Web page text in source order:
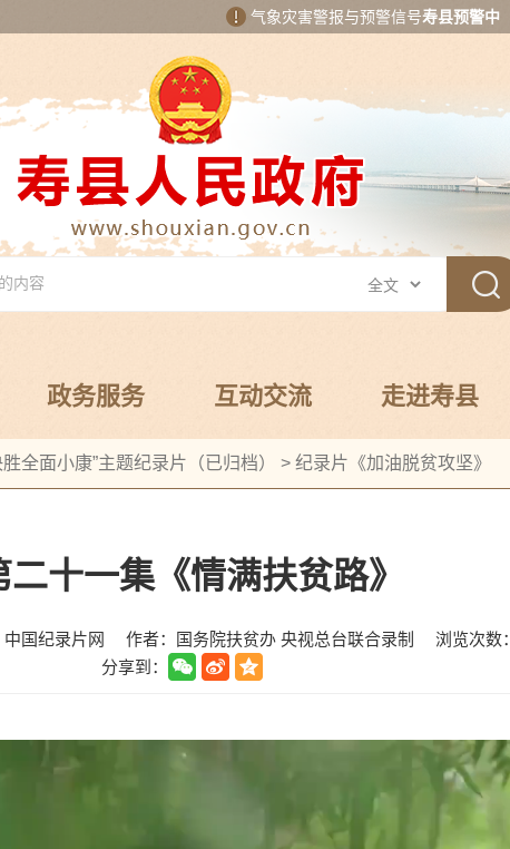
气象灾害警报与预警信号寿县预警中
政务服务 互动交流 走进寿县
全面小康”主题纪录片（已归档） > 纪录片《加油脱贫攻坚》
二十一集《情满扶贫路》
国纪录片网 作者：国务院扶贫办 央视总台联合录制 浏览次数：
分享到：